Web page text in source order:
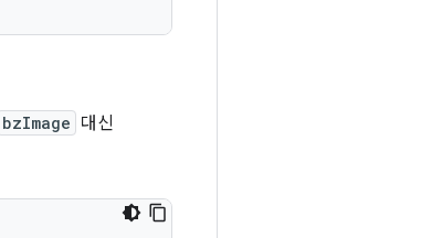
bzImage 대신